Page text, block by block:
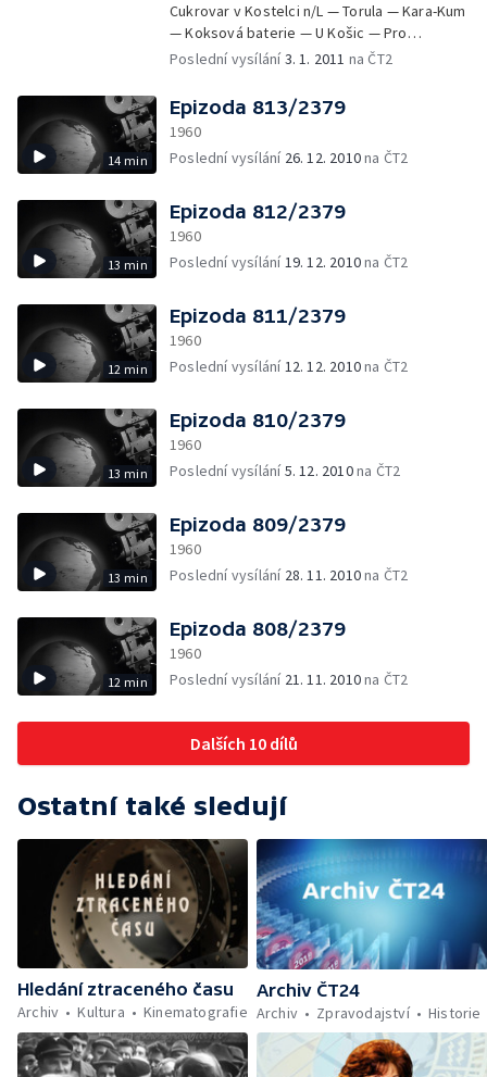
Cukrovar v Kostelci n/L — Torula — Kara-Kum
— Koksová baterie — U Košic — Pro
milovníky literatury — Děti z jeslí
Poslední vysílání3. 1. 2011 na ČT2
14 min
Epizoda 813/2379
1960
Poslední vysílání 26. 12. 2010na ČT2
13 min
Epizoda 812/2379
1960
Poslední vysílání19. 12. 2010na ČT2
12 min
Epizoda 811/2379
1960
Poslední vysílání12. 12. 2010na ČT2
13 min
Epizoda 810/2379
1960
Poslední vysílání5. 12. 2010na ČT2
13 min
Epizoda 809/2379
1960
Poslední vysílání 28. 11. 2010na ČT2
12 min
Epizoda 808/2379
1960
Poslední vysílání 21. 11. 2010na ČT2
Dalších 10 dílů
Ostatní také sledují
Hledání ztraceného času
Archiv
Kultura Kinematografie
Archiv ČT24
Archiv
Zpravodajství Historie